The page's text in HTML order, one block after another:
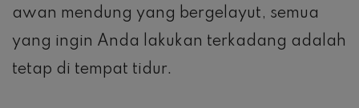
awan mendung yang bergelayut, semua
yang ingin Anda lakukan terkadang adalah
tetap di tempat tidur.